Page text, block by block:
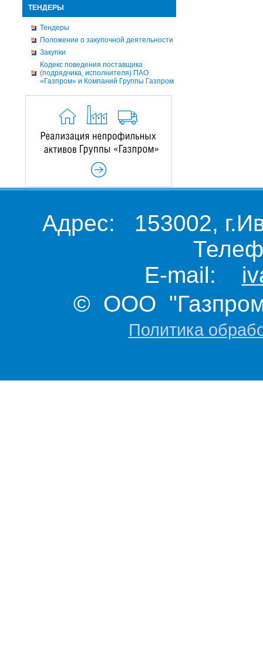
ТЕНДЕРЫ
Тендеры
Положение о закупочной деятельности
Закупки
Кодекс поведения поставщика
(подрядчика, исполнителя) ПАО
«Газпром» и Компаний Группы Газпром
Адрес: 153002,
E-mail:
© ООО "Газпром
Политика